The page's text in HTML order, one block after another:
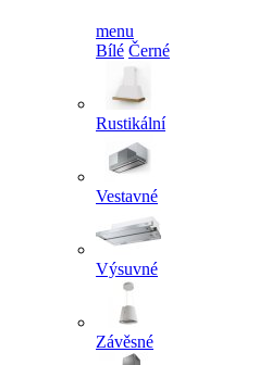
menu
Bílé Černé
Rustikální
Vestavné
Výsuvné
Závěsné